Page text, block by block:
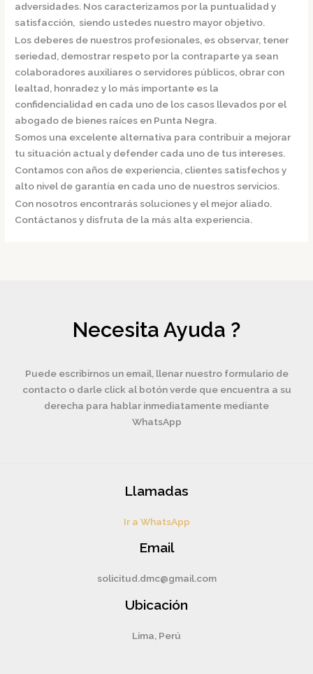
adversidades. Nos caracterizamos por la puntualidad y
satisfacción, siendo ustedes nuestro mayor objetivo.
Los deberes de nuestros profesionales, es observar, tener
seriedad, demostrar respeto por la contraparte ya sean
colaboradores auxiliares o servidores públicos, obrar con
lealtad, honradez y lo más importante es la
confidencialidad en cada uno de los casos llevados por el
abogado de bienes raíces en Punta Negra.
Somos una excelente alternativa para contribuir a mejorar
tu situación actual y defender cada uno de tus intereses.
Contamos con años de experiencia, clientes satisfechos y
alto nivel de garantía en cada uno de nuestros servicios.
Con nosotros encontrarás soluciones y el mejor aliado.
Contáctanos y disfruta de la más alta experiencia.
Necesita Ayuda ?
Puede escribirnos un email, llenar nuestro formulario de
contacto o darle click al botón verde que encuentra a su
derecha para hablar inmediatamente mediante
WhatsApp
Llamadas
Ir a WhatsApp
Email
solicitud.dmc@gmail.com
Ubicación
Lima, Perú